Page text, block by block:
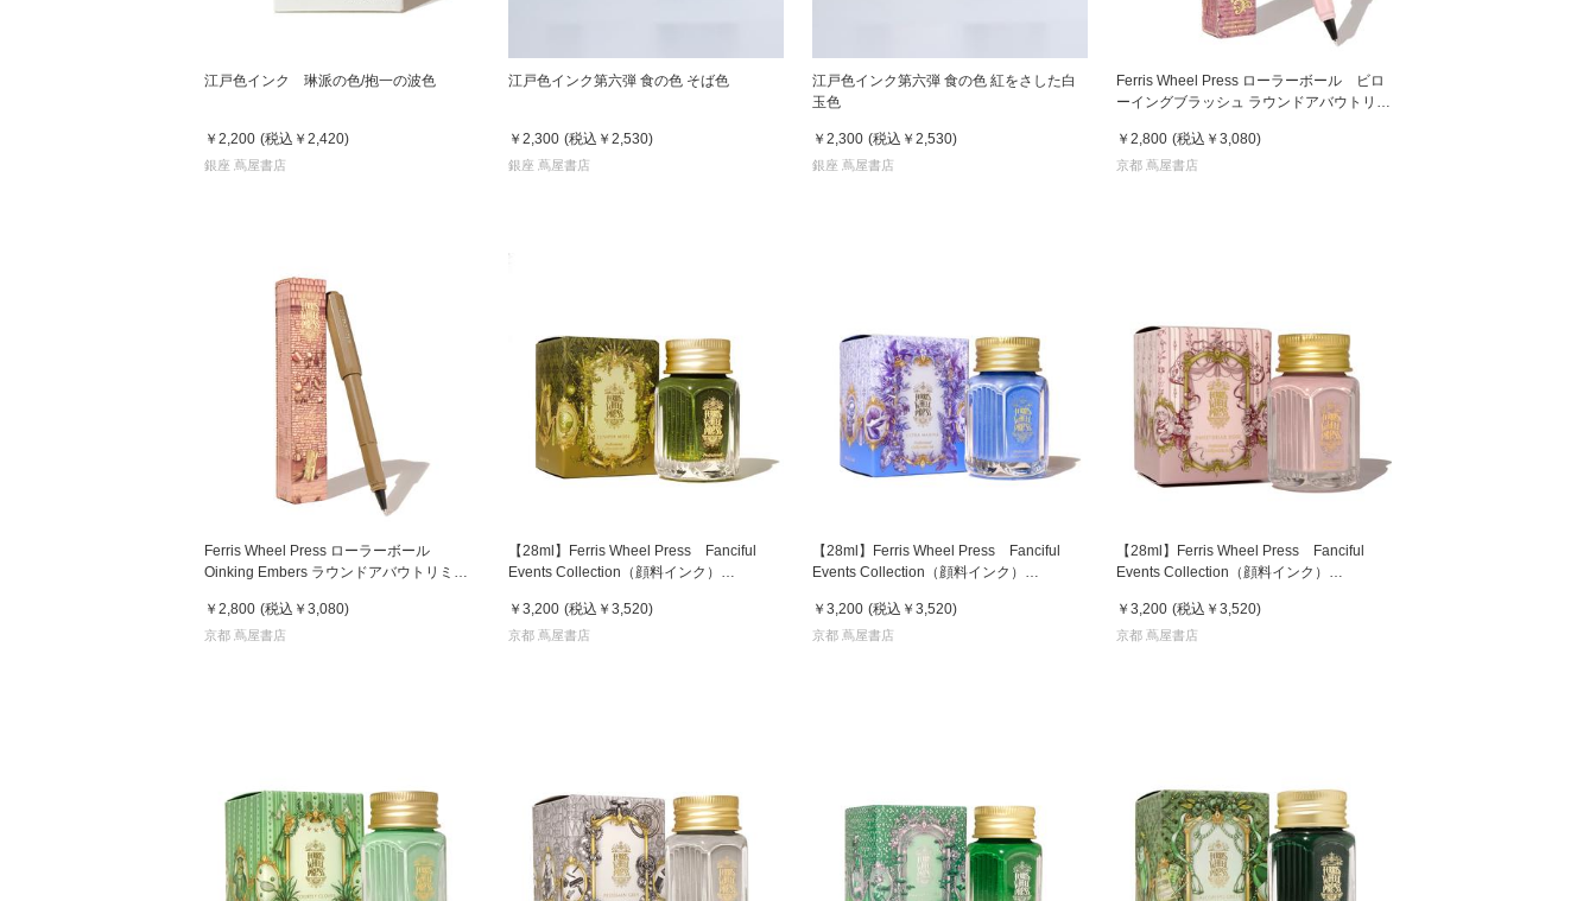
江戸色インク 琳派の色/抱一の波色
￥2,200 (税込 ￥2,420)
銀座 蔦屋書店
江戸色インク第六弾 食の色 そば色
￥2,300 (税込 ￥2,530)
銀座 蔦屋書店
江戸色インク第六弾 食の色 紅をさした白
玉色
￥2,300 (税込 ￥2,530)
銀座 蔦屋書店
Ferris Wheel Press ローラーボール ビロ
ーイングブラッシュ ラウンドアバウトリミ
￥2,800 (税込 ￥3,080)
京都 蔦屋書店
Ferris Wheel Press ローラーボール
Oinking Embers ラウンドアバウトリミテ
￥2,800 (税込 ￥3,080)
京都 蔦屋書店
【28ml】Ferris Wheel Press Fanciful
Events Collection（顔料インク）
インク
￥3,200 (税込 ￥3,520)
京都 蔦屋書店
【28ml】Ferris Wheel Press Fanciful
Events Collection（顔料インク）
インク
￥3,200 (税込 ￥3,520)
京都 蔦屋書店
【28ml】Ferris Wheel Press Fanciful
Events Collection（顔料インク）
ズ フェリス インク
￥3,200 (税込 ￥3,520)
京都 蔦屋書店